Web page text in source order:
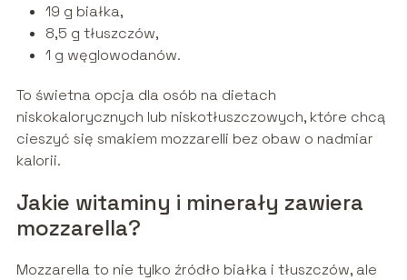
19 g białka,
8,5 g tłuszczów,
1 g węglowodanów.
To świetna opcja dla osób na dietach
niskokalorycznych lub niskotłuszczowych, które chcą
cieszyć się smakiem mozzarelli bez obaw o nadmiar
kalorii.
Jakie witaminy i minerały zawiera
mozzarella?
Mozzarella to nie tylko źródło białka i tłuszczów, ale